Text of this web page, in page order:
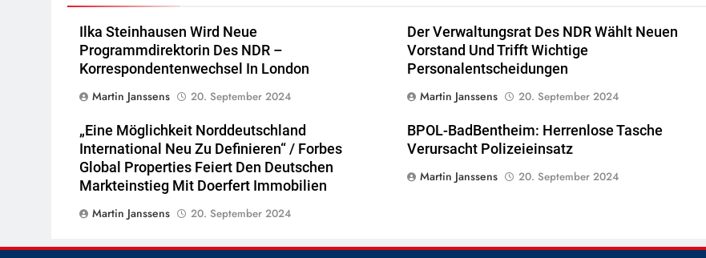
Ilka Steinhausen Wird Neue
Programmdirektorin Des NDR –
Korrespondentenwechsel In London
Martin Janssens
20. September 2024
Der Verwaltungsrat Des NDR Wählt Neuen
Vorstand Und Trifft Wichtige
Personalentscheidungen
Martin Janssens
20. September 2024
„Eine Möglichkeit Norddeutschland
International Neu Zu Definieren“ / Forbes
Global Properties Feiert Den Deutschen
Markteinstieg Mit Doerfert Immobilien
Martin Janssens
20. September 2024
BPOL-BadBentheim: Herrenlose Tasche
Verursacht Polizeieinsatz
Martin Janssens
20. September 2024